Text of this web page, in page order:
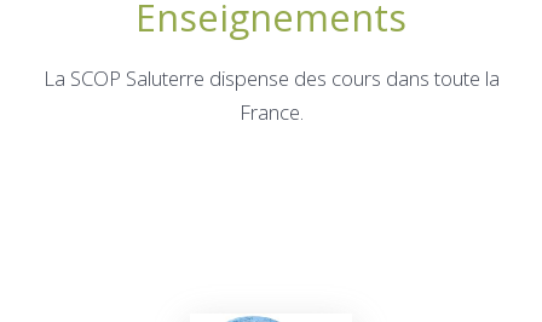
Enseignements
La SCOP Saluterre dispense des cours dans toute la
France.